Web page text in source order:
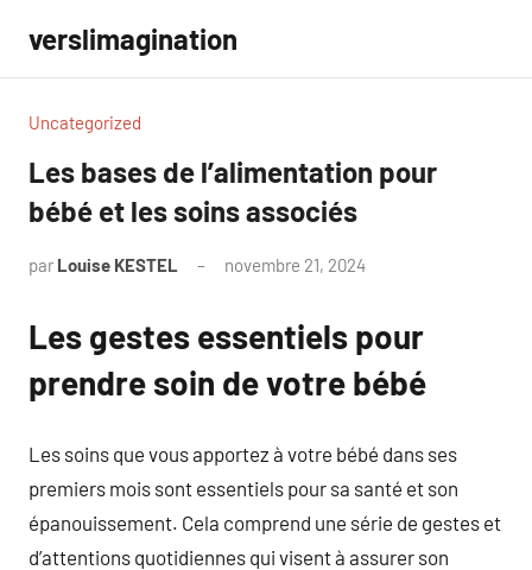
contenu
verslimagination
Uncategorized
Les bases de l’alimentation pour
bébé et les soins associés
par Louise KESTEL novembre 21, 2024
Les gestes essentiels pour
prendre soin de votre bébé
Les soins que vous apportez à votre bébé dans ses
premiers mois sont essentiels pour sa santé et son
épanouissement. Cela comprend une série de gestes et
d’attentions quotidiennes qui visent à assurer son